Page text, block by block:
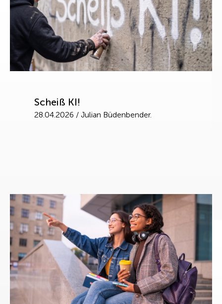
Scheiß KI!
28.04.2026 / Julian Büdenbender.